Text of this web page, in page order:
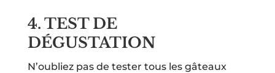
4. TEST DE
DÉGUSTATION
N’oubliez pas de tester tous les gâteaux